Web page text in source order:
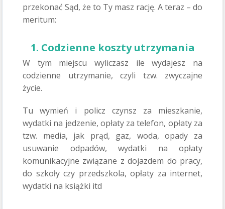
przekonać Sąd, że to Ty masz rację. A teraz – do
meritum:
1. Codzienne koszty utrzymania
W tym miejscu wyliczasz ile wydajesz na
codzienne utrzymanie, czyli tzw. zwyczajne
życie.
Tu wymień i policz czynsz za mieszkanie,
wydatki na jedzenie, opłaty za telefon, opłaty za
tzw. media, jak prąd, gaz, woda, opady za
usuwanie odpadów, wydatki na opłaty
komunikacyjne związane z dojazdem do pracy,
do szkoły czy przedszkola, opłaty za internet,
wydatki na książki itd